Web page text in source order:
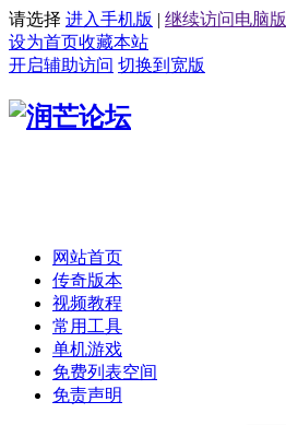
请选择 进入手机版 | 继续访问电脑版
设为首页收藏本站
开启辅助访问 切换到宽版
网站首页
传奇版本
视频教程
常用工具
单机游戏
免费列表空间
免责声明